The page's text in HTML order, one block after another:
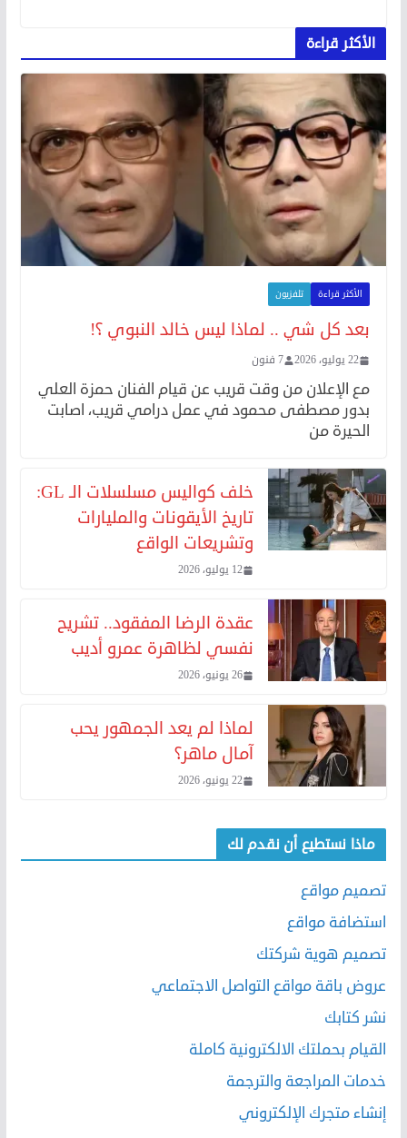
الأكثر قراءة
الأكثر قراءة تلفزيون
بعد كل شي .. لماذا ليس خالد النبوي ؟!
22 يوليو، 2026 7 فنون
مع الإعلان من وقت قريب عن قيام الفنان حمزة العلي
بدور مصطفى محمود في عمل درامي قريب، اصابت
الحيرة من
خلف كواليس مسلسلات الـ GL:
تاريخ الأيقونات والمليارات
وتشريعات الواقع
12 يوليو، 2026
عقدة الرضا المفقود.. تشريح
نفسي لظاهرة عمرو أديب
26 يونيو، 2026
لماذا لم يعد الجمهور يحب
آمال ماهر؟
22 يونيو، 2026
ماذا نستطيع أن نقدم لك
تصميم مواقع
استضافة مواقع
تصميم هوية شركتك
عروض باقة مواقع التواصل الاجتماعي
نشر كتابك
القيام بحملتك الالكترونية كاملة
خدمات المراجعة والترجمة
إنشاء متجرك الإلكتروني